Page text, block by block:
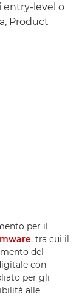
entry-level o
Product
per il
, tra cui il
del
con
per gli
alle